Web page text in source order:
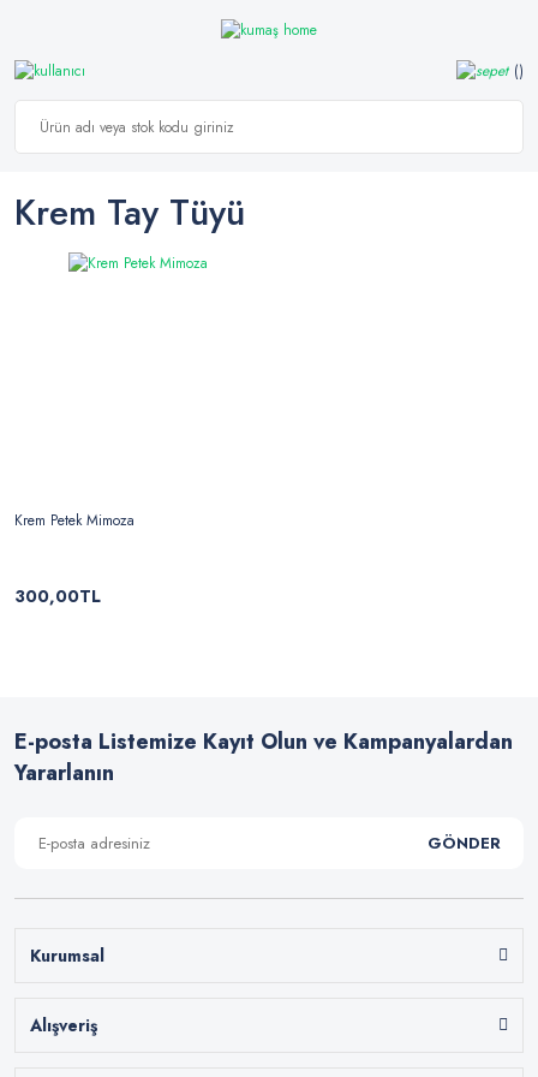
Krem Tay Tüyü
Krem Petek Mimoza
300,00TL
E-posta Listemize Kayıt Olun ve Kampanyalardan
Yararlanın
GÖNDER
Kurumsal
Alışveriş